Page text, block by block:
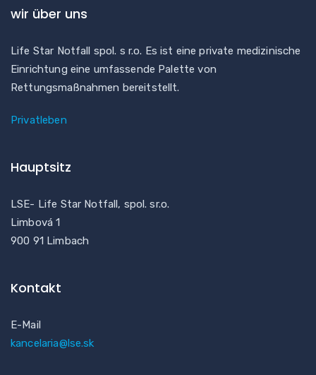
wir über uns
Life Star Notfall spol. s r.o. Es ist eine private medizinische
Einrichtung eine umfassende Palette von
Rettungsmaßnahmen bereitstellt.
Privatleben
Hauptsitz
LSE- Life Star Notfall, spol. sr.o.
Limbová 1
900 91 Limbach
Kontakt
E-Mail
kancelaria@lse.sk